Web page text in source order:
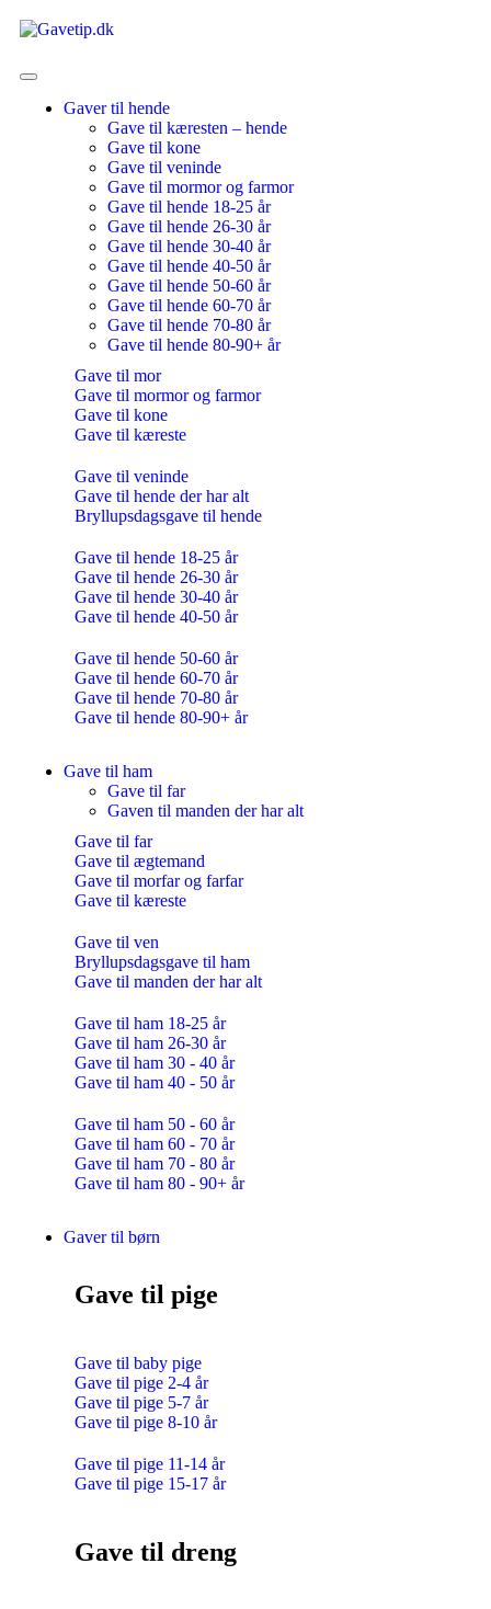
Gaver til hende
Gave til kæresten – hende
Gave til kone
Gave til veninde
Gave til mormor og farmor
Gave til hende 18-25 år
Gave til hende 26-30 år
Gave til hende 30-40 år
Gave til hende 40-50 år
Gave til hende 50-60 år
Gave til hende 60-70 år
Gave til hende 70-80 år
Gave til hende 80-90+ år
Gave til mor
Gave til mormor og farmor
Gave til kone
Gave til kæreste
Gave til veninde
Gave til hende der har alt
Bryllupsdagsgave til hende
Gave til hende 18-25 år
Gave til hende 26-30 år
Gave til hende 30-40 år
Gave til hende 40-50 år
Gave til hende 50-60 år
Gave til hende 60-70 år
Gave til hende 70-80 år
Gave til hende 80-90+ år
Gave til ham
Gave til far
Gaven til manden der har alt
Gave til far
Gave til ægtemand
Gave til morfar og farfar
Gave til kæreste
Gave til ven
Bryllupsdagsgave til ham
Gave til manden der har alt
Gave til ham 18-25 år
Gave til ham 26-30 år
Gave til ham 30 - 40 år
Gave til ham 40 - 50 år
Gave til ham 50 - 60 år
Gave til ham 60 - 70 år
Gave til ham 70 - 80 år
Gave til ham 80 - 90+ år
Gaver til børn
Gave til pige
Gave til baby pige
Gave til pige 2-4 år
Gave til pige 5-7 år
Gave til pige 8-10 år
Gave til pige 11-14 år
Gave til pige 15-17 år
Gave til dreng